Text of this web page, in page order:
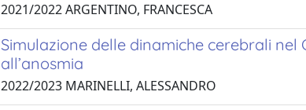
2021/2022 ARGENTINO, FRANCESCA
Simulazione delle dinamiche cerebrali nel
all’anosmia
2022/2023 MARINELLI, ALESSANDRO